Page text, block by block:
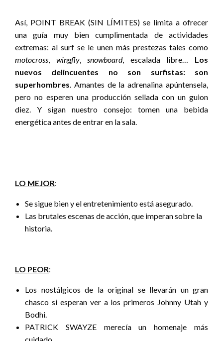
Así, POINT BREAK (SIN LÍMITES) se limita a ofrecer
una guía muy bien cumplimentada de actividades
extremas: al surf se le unen más prestezas tales como
motocross, wingfly,snowboard, escalada libre… Los
nuevos delincuentes no son surfistas: son
superhombres. Amantes de la adrenalina apúntensela,
pero no esperen una producción sellada con un guion
diez. Y sigan nuestro consejo: tomen una bebida
energética antes de entrar en la sala.
LO MEJOR:
Se sigue bien y el entretenimiento está asegurado.
Las brutales escenas de acción, que imperan sobre la
historia.
LO PEOR:
Los nostálgicos de la original se llevarán un gran
chasco si esperan ver a los primeros Johnny Utah y
Bodhi.
PATRICK SWAYZE merecía un homenaje más